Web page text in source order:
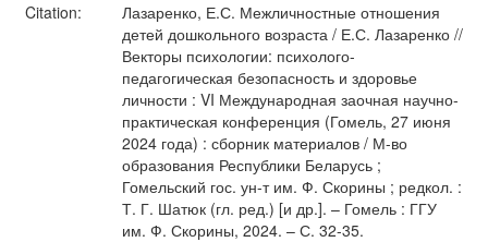
Citation:
Лазаренко, Е.С. Межличностные отношения
детей дошкольного возраста / Е.С. Лазаренко //
Векторы психологии: психолого-
педагогическая безопасность и здоровье
личности : VI Международная заочная научно-
практическая конференция (Гомель, 27 июня
2024 года) : сборник материалов / М-во
образования Республики Беларусь ;
Гомельский гос. ун-т им. Ф. Скорины ; редкол. :
Т. Г. Шатюк (гл. ред.) [и др.]. – Гомель : ГГУ
им. Ф. Скорины, 2024. – С. 32-35.